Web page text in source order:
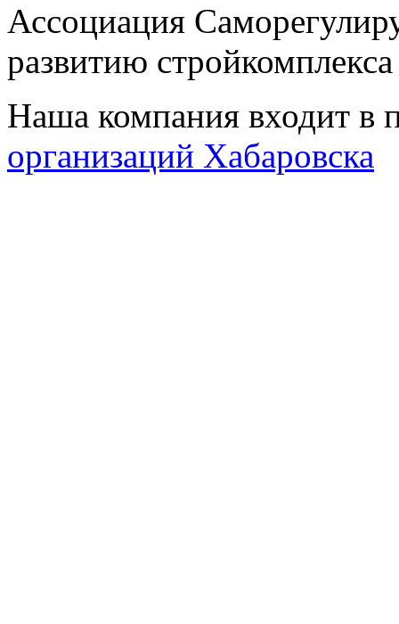
Ассоциация
развитию
Наша компания входит в
организаций Хабаровска